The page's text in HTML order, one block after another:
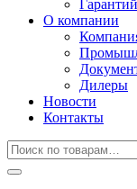
О компании
Дилеры
Новости
Контакты
Искать: